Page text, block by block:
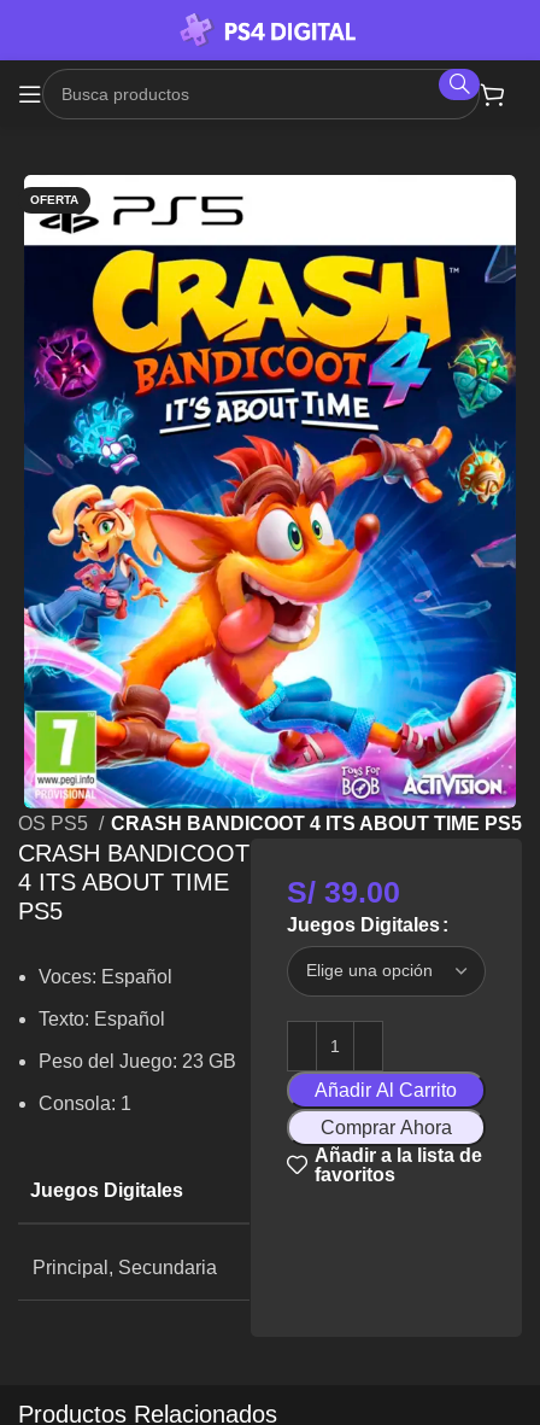
OFERTA
PS5 CRASH BANDICOOT 4 ITS ABOUT TIME PS5
CRASH BANDICOOT
4 ITS ABOUT TIME
PS5
Voces: Español
Texto: Español
Peso del Juego: 23 GB
Consola: 1
Juegos Digitales
Principal, Secundaria
S/39.00
Juegos Digitales
Añadir Al Carrito
Comprar Ahora
Añadir a la lista de
favoritos
Productos Relacionados